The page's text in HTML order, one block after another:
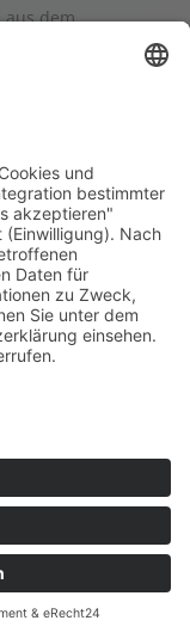
aus dem
Anfrage
werden nach
für die
Umgang mit
Senden
·
0